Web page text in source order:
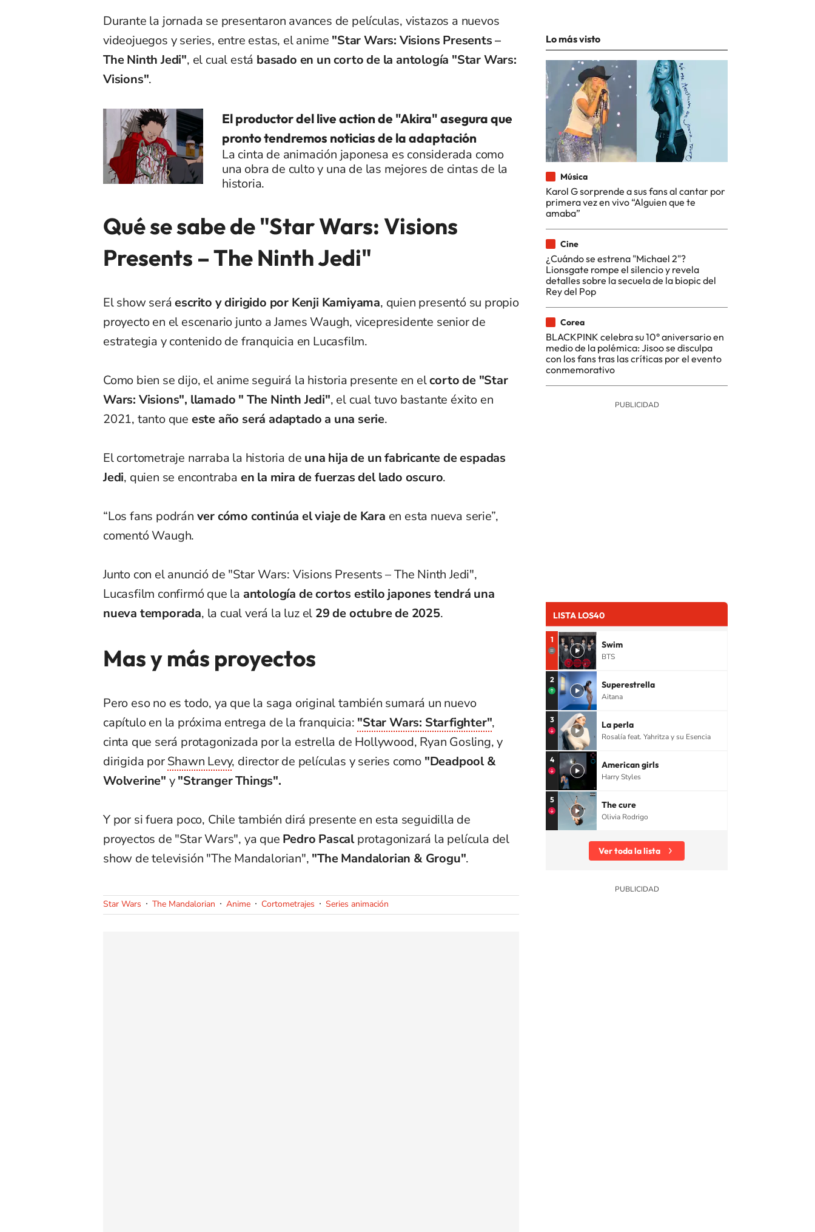
Durante la jornada se presentaron avances de películas, vistazos a nuevos
videojuegos y series, entre estas, el anime "Star Wars: Visions Presents –
The Ninth Jedi", el cual está basado en un corto de la antología "Star Wars:
Visions".
El productor del live action de "Akira" asegura que
pronto tendremos noticias de la adaptación
La cinta de animación japonesa es considerada como
una obra de culto y una de las mejores de cintas de la
historia.
Qué se sabe de "Star Wars: Visions
Presents – The Ninth Jedi"
El show seráescrito y dirigido por Kenji Kamiyama, quien presentó su propio
proyecto en el escenario junto a James Waugh, vicepresidente senior de
estrategia y contenido de franquicia en Lucasfilm.
Como bien se dijo, el anime seguirá la historia presente en elcorto de "Star
Wars: Visions", llamado " The Ninth Jedi", el cual tuvo bastante éxito en
2021, tanto que este año será adaptado a una serie.
El cortometraje narraba la historia de una hija de un fabricante de espadas
Jedi, quien se encontraba en la mira de fuerzas del lado oscuro.
“Los fans podrán ver cómo continúa el viaje de Kara en esta nueva serie”,
comentó Waugh.
Junto con el anunció de "Star Wars: Visions Presents – The Ninth Jedi",
Lucasfilm confirmó que la antología de cortos estilo japones tendrá una
nueva temporada, la cual verá la luz el 29 de octubre de 2025.
Mas y más proyectos
Pero eso no es todo, ya que la saga original también sumará un nuevo
capítulo en la próxima entrega de la franquicia: "Star Wars: Starfighter",
cinta que será protagonizada por la estrella de Hollywood, Ryan Gosling, y
dirigida porShawn Levy, director de películas y series como "Deadpool &
Wolverine" y"Stranger Things".
Y por si fuera poco, Chile también dirá presente en esta seguidilla de
proyectos de "Star Wars", ya que Pedro Pascalprotagonizará la película del
show de televisión "The Mandalorian", "The Mandalorian & Grogu".
Star Wars The Mandalorian Anime Cortometrajes Series animación
Lo más visto
Música
Karol G sorprende a sus fans al cantar por
primera vez en vivo “Alguien que te
amaba”
Cine
¿Cuándo se estrena "Michael 2"?
Lionsgate rompe el silencio y revela
detalles sobre la secuela de la biopic del
Rey del Pop
Corea
BLACKPINK celebra su 10° aniversario en
medio de la polémica: Jisoo se disculpa
con los fans tras las críticas por el evento
conmemorativo
LISTA LOS40
1 Swim
BTS
2 Superestrella
Aitana
3 La perla
Rosalía feat. Yahritza y su Esencia
4 American girls
Harry Styles
5 The cure
Olivia Rodrigo
Ver toda la lista